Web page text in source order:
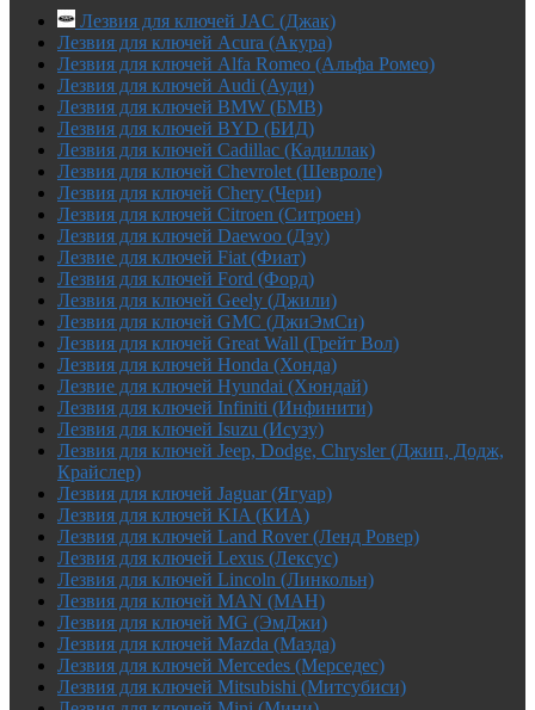
Лезвия для ключей JAC (Джак)
Лезвия для ключей Acura (Акура)
Лезвия для ключей Alfa Romeo (Альфа Ромео)
Лезвия для ключей Audi (Ауди)
Лезвия для ключей BMW (БМВ)
Лезвия для ключей BYD (БИД)
Лезвия для ключей Cadillac (Кадиллак)
Лезвия для ключей Chevrolet (Шевроле)
Лезвия для ключей Chery (Чери)
Лезвия для ключей Citroen (Ситроен)
Лезвия для ключей Daewoo (Дэу)
Лезвие для ключей Fiat (Фиат)
Лезвия для ключей Ford (Форд)
Лезвия для ключей Geely (Джили)
Лезвия для ключей GMC (ДжиЭмСи)
Лезвия для ключей Great Wall (Грейт Вол)
Лезвия для ключей Honda (Хонда)
Лезвие для ключей Hyundai (Хюндай)
Лезвия для ключей Infiniti (Инфинити)
Лезвия для ключей Isuzu (Исузу)
Лезвия для ключей Jeep, Dodge, Chrysler (Джип, Додж,
Крайслер)
Лезвия для ключей Jaguar (Ягуар)
Лезвия для ключей KIA (КИА)
Лезвия для ключей Land Rover (Ленд Ровер)
Лезвия для ключей Lexus (Лексус)
Лезвия для ключей Lincoln (Линкольн)
Лезвия для ключей MAN (МАН)
Лезвия для ключей MG (ЭмДжи)
Лезвия для ключей Mazda (Мазда)
Лезвия для ключей Mercedes (Мерседес)
Лезвия для ключей Mitsubishi (Митсубиси)